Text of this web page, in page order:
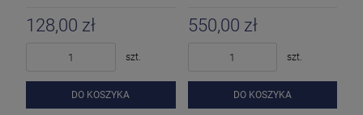
128,00 zł
szt.
DO KOSZYKA
550,00 zł
szt.
DO KOSZYKA